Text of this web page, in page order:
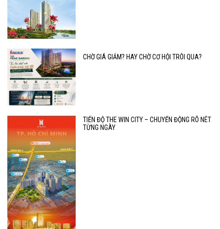
CHỜ GIÁ GIẢM? HAY CHỜ CƠ HỘI TRÔI QUA?
TIẾN ĐỘ THE WIN CITY – CHUYỂN ĐỘNG RÕ NÉT
TỪNG NGÀY